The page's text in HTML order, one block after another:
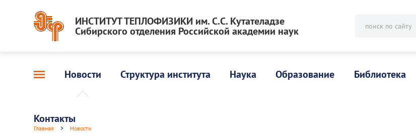
ИНСТИТУТ ТЕПЛОФИЗИКИ им. С.С. Кутателадзе
Сибирского отделения Российской академии наук поиск по сайту
Новости Структура института Наука Образование Библиотека
Контакты
Главная > Новости